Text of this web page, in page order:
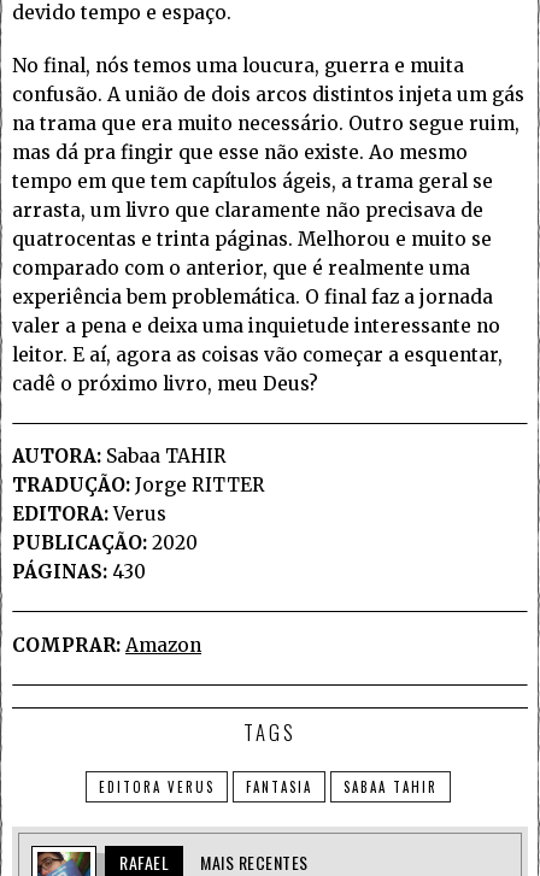
devido tempo e espaço.
No final, nós temos uma loucura, guerra e muita
confusão. A união de dois arcos distintos injeta um gás
na trama que era muito necessário. Outro segue ruim,
mas dá pra fingir que esse não existe. Ao mesmo
tempo em que tem capítulos ágeis, a trama geral se
arrasta, um livro que claramente não precisava de
quatrocentas e trinta páginas. Melhorou e muito se
comparado com o anterior, que é realmente uma
experiência bem problemática. O final faz a jornada
valer a pena e deixa uma inquietude interessante no
leitor. E aí, agora as coisas vão começar a esquentar,
cadê o próximo livro, meu Deus?
AUTORA: Sabaa TAHIR
TRADUÇÃO: Jorge RITTER
EDITORA:Verus
PUBLICAÇÃO: 2020
PÁGINAS: 430
COMPRAR: Amazon
TAGS
EDITORA VERUS FANTASIA SABAA TAHIR
RAFAEL MAIS RECENTES